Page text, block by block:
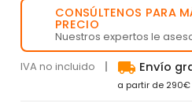
CONSÚLTENOS PARA
PRECIO
Nuestros expertos le
IVA no incluido local_shipping Envío
a partir de